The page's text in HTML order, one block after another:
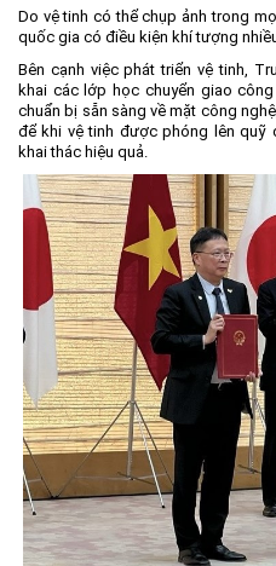
Do vệ tinh có thể chụp ảnh trong
quốc gia có điều kiện khí tượng
Bên cạnh việc phát triển vệ tinh,
khai các lớp học chuyển giao
chuẩn bị sẵn sàng về mặt công
để khi vệ tinh được phóng lên
khai thác hiệu quả.